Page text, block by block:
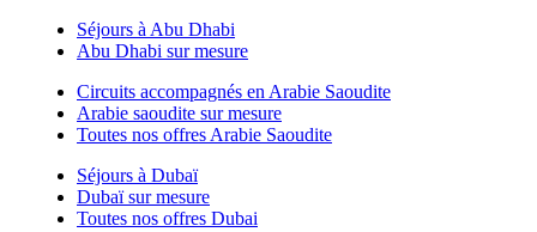
Séjours à Abu Dhabi
Abu Dhabi sur mesure
Circuits accompagnés en Arabie Saoudite
Arabie saoudite sur mesure
Toutes nos offres Arabie Saoudite
Séjours à Dubaï
Dubaï sur mesure
Toutes nos offres Dubai